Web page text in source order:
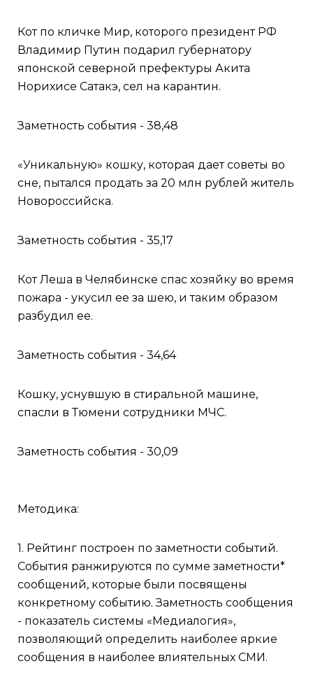
Кот по кличке Мир, которого президент РФ
Владимир Путин подарил губернатору
японской северной префектуры Акита
Норихисе Сатакэ, сел на карантин.
Заметность события - 38,48
«Уникальную» кошку, которая дает советы во
сне, пытался продать за 20 млн рублей житель
Новороссийска.
Заметность события - 35,17
Кот Леша в Челябинске спас хозяйку во время
пожара - укусил ее за шею, и таким образом
разбудил ее.
Заметность события - 34,64
Кошку, уснувшую в стиральной машине,
спасли в Тюмени сотрудники МЧС.
Заметность события - 30,09
Методика:
1. Рейтинг построен по заметности событий.
События ранжируются по сумме заметности*
сообщений, которые были посвящены
конкретному событию. Заметность сообщения
- показатель системы «Медиалогия»,
позволяющий определить наиболее яркие
сообщения в наиболее влиятельных СМИ.